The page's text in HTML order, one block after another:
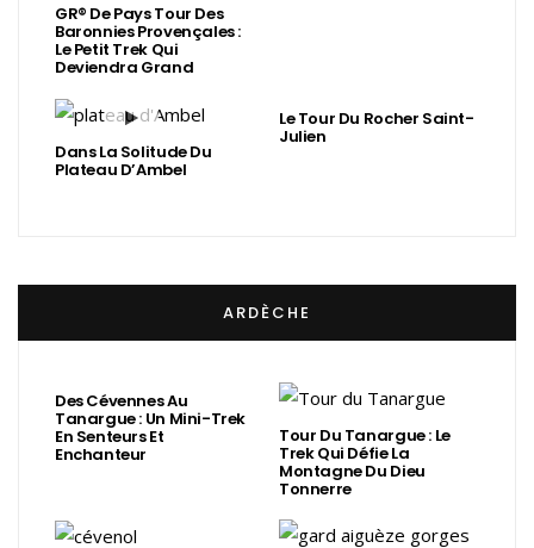
GR® De Pays Tour Des
Baronnies Provençales :
Le Petit Trek Qui
Deviendra Grand
Dans La Solitude Du
Plateau D’Ambel
Le Tour Du Rocher Saint-
Julien
ARDÈCHE
Des Cévennes Au
Tanargue : Un Mini-Trek
En Senteurs Et
Enchanteur
Tour Du Tanargue : Le
Trek Qui Défie La
Montagne Du Dieu
Tonnerre